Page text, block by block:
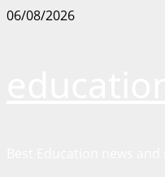
Skip
06/08/2026